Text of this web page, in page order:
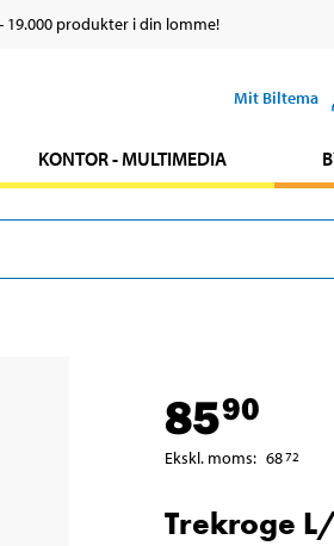
19.000 produkter i din lomme!
Mit Biltema
KONTOR - MULTIMEDIA
8590
Ekskl. moms: 6872
Trekroge